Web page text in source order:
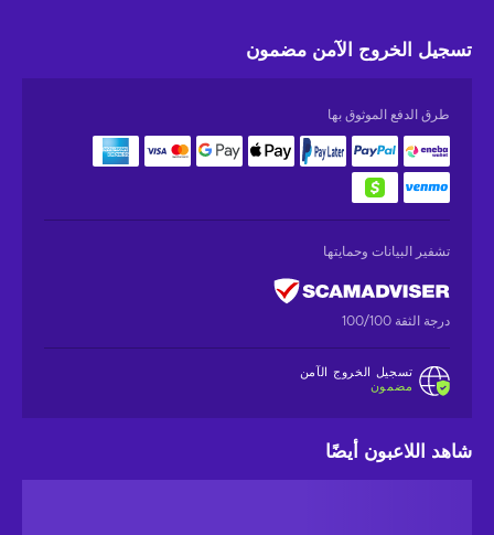
تسجيل الخروج الآمن مضمون
طرق الدفع الموثوق بها
تشفير البيانات وحمايتها
درجة الثقة 100/100
تسجيل الخروج الآمن
مضمون
شاهد اللاعبون أيضًا